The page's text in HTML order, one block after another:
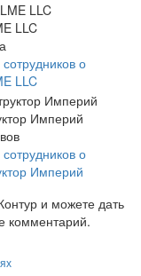
LLC
о
LLC
Империй
о
Империй
и можете дать
комментарий.